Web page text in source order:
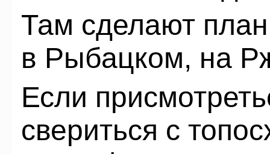
Там сделают
в Рыбацком, на
Если
свериться с